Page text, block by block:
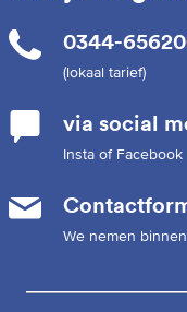
0344-
(lokaal tarief)
via social
Insta of Facebook
We nemen